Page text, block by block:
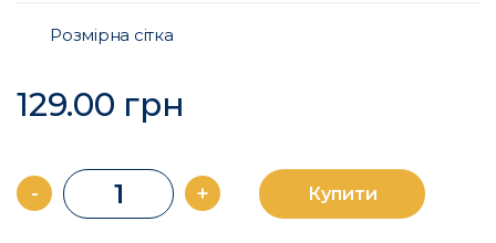
Розмірна сітка
129.00 грн
- + Купити